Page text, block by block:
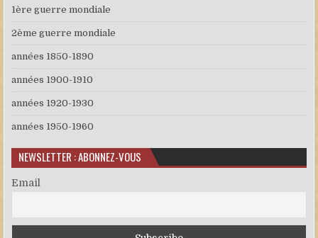
1ère guerre mondiale
2ème guerre mondiale
années 1850-1890
années 1900-1910
années 1920-1930
années 1950-1960
NEWSLETTER : ABONNEZ-VOUS
Email